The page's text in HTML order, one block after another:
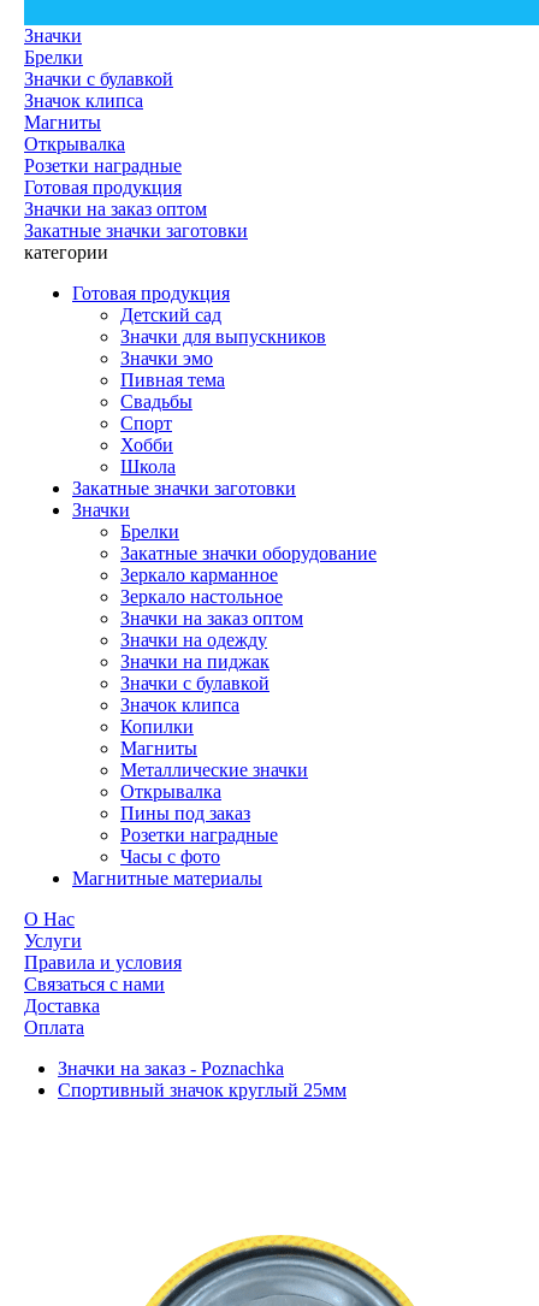
Значки
Брелки
Значки с булавкой
Значок клипса
Магниты
Открывалка
Розетки наградные
Готовая продукция
Значки на заказ оптом
Закатные значки заготовки
категории
Готовая продукция
Детский сад
Значки для выпускников
Значки эмо
Пивная тема
Свадьбы
Спорт
Хобби
Школа
Закатные значки заготовки
Значки
Брелки
Закатные значки оборудование
Зеркало карманное
Зеркало настольное
Значки на заказ оптом
Значки на одежду
Значки на пиджак
Значки с булавкой
Значок клипса
Копилки
Магниты
Металлические значки
Открывалка
Пины под заказ
Розетки наградные
Часы с фото
Магнитные материалы
О Нас
Услуги
Правила и условия
Связаться с нами
Доставка
Оплата
Значки на заказ - Poznachka
Спортивный значок круглый 25мм